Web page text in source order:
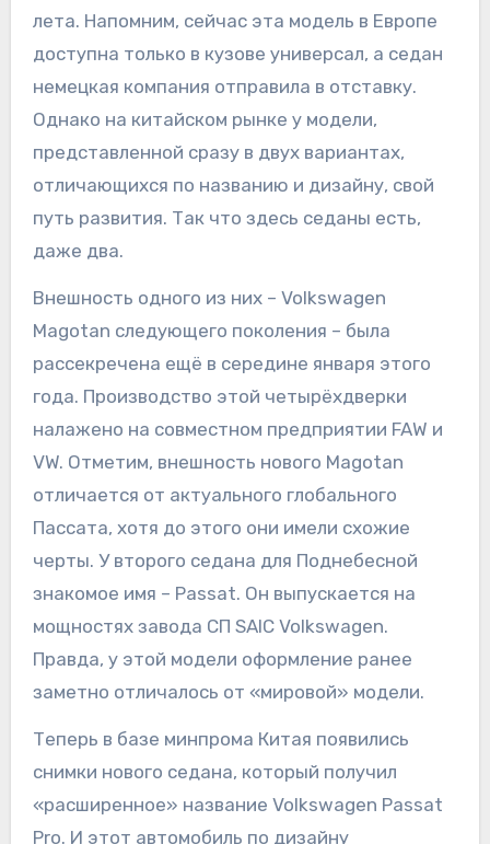
лета. Напомним, сейчас эта модель в Европе
доступна только в кузове универсал, а седан
немецкая компания отправила в отставку.
Однако на китайском рынке у модели,
представленной сразу в двух вариантах,
отличающихся по названию и дизайну, свой
путь развития. Так что здесь седаны есть,
даже два.
Внешность одного из них – Volkswagen
Magotan следующего поколения – была
рассекречена ещё в середине января этого
года. Производство этой четырёхдверки
налажено на совместном предприятии FAW и
VW. Отметим, внешность нового Magotan
отличается от актуального глобального
Пассата, хотя до этого они имели схожие
черты. У второго седана для Поднебесной
знакомое имя – Passat. Он выпускается на
мощностях завода СП SAIC Volkswagen.
Правда, у этой модели оформление ранее
заметно отличалось от «мировой» модели.
Теперь в базе минпрома Китая появились
снимки нового седана, который получил
«расширенное» название Volkswagen Passat
Pro. И этот автомобиль по дизайну